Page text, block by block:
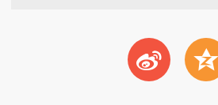
t z